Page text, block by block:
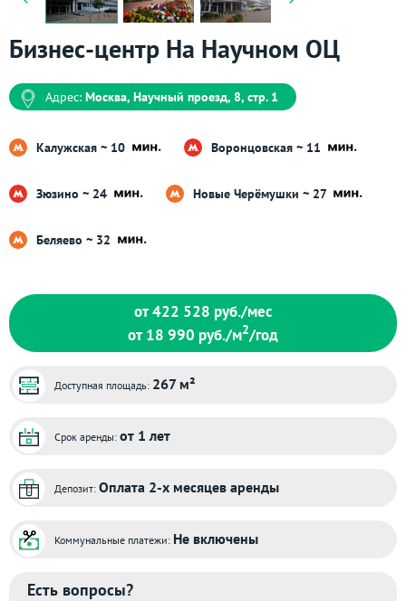
Бизнес-центр На Научном ОЦ
Адрес: Москва, Научный проезд, 8, стр. 1
Калужская ~ 10 Воронцовская ~ 11
Зюзино ~ 24 Новые Черёмушки ~ 27
Беляево ~ 32
от 422 528 руб./мес
от 18 990 руб./м2/год
Доступная площадь: 267 м²
Срок аренды: от 1 лет
Депозит: Оплата 2-х месяцев аренды
Коммунальные платежи: Не включены
Есть вопросы?